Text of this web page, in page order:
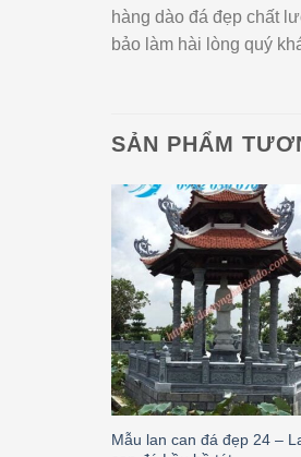
hàng dào đá đẹp chất
bảo làm hài lòng quý
SẢN PHẨM
Mẫu lan can đá đẹp 24 –